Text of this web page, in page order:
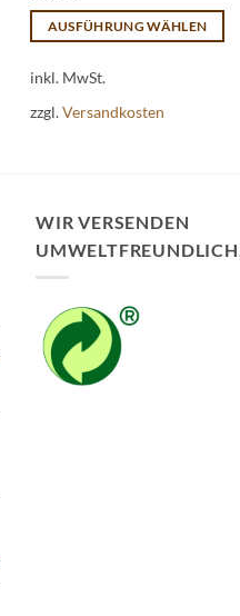
AUSFÜHRUNG WÄHLEN
Produkt
weist
Optionen
können
auf
Produktseite
gewählt
werden
inkl. MwSt.
zzgl.Versandkosten
WIR VERSENDEN